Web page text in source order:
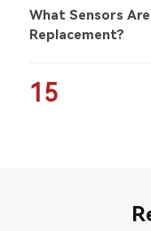
What Sensors
Replacement?
15